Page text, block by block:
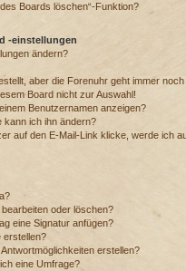
Boards löschen“-Funktion?
-einstellungen
ändern?
aber die Forenuhr geht immer
Board nicht zur Auswahl!
Benutzernamen anzeigen?
kann ich ihn ändern?
auf den E-Mail-Link klicke, werde ich
oder löschen?
eine Signatur anfügen?
erstellen?
erstellen?
eine Umfrage?